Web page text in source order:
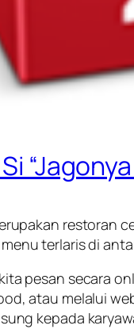
restoran
terlaris di
pesan secara
atau melalui
kepada